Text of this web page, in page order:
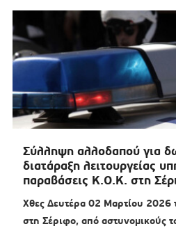
Σύλληψη αλλοδαπού για
διατάραξη λειτουργείας
παραβάσεις Κ.Ο.Κ. στη
Χθες Δευτέρα 02 Μαρτίου 2026
στη Σέριφο, από αστυνομικούς